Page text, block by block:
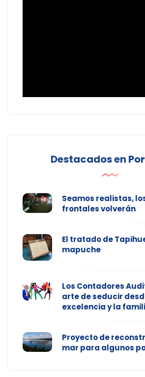
Destacados en
Seamos realistas,
frontales volverán
El tratado de
mapuche
Los Contadores
arte de seducir
excelencia y la
Proyecto de
mar para algunos